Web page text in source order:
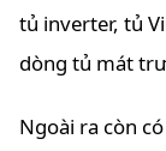
tủ inverter, tủ
dòng tủ mát
Ngoài ra còn